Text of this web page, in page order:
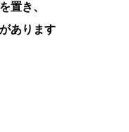
置き、
あります